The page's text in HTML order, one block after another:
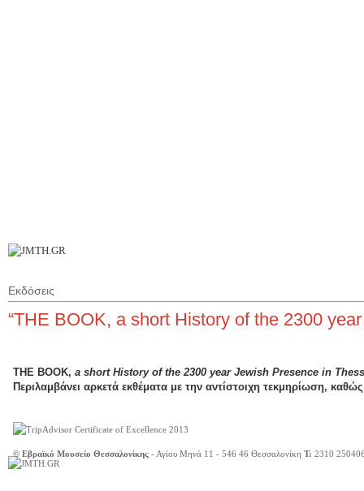
Εκδόσεις
“ΤΗΕ ΒΟΟΚ, a short History of the 2300
ΤΗΕ ΒΟΟΚ, a short History of the 2300 year Jewish Presence in
Περιλαμβάνει αρκετά εκθέματα με την αντίστοιχη τεκμηρίωση,
© Εβραϊκό Μουσείο Θεσσαλονίκης - Αγίου Μηνά 11 - 546 46 Θεσσαλονίκη Τ: 2310